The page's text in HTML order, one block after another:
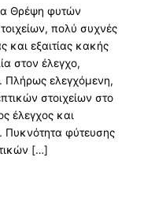
Θρέψη φυτών
πολύ συχνές
και εξαιτίας κακής
στον έλεγχο,
Πλήρως ελεγχόμενη,
στοιχείων στο
έλεγχος και
Πυκνότητα φύτευσης
[…]